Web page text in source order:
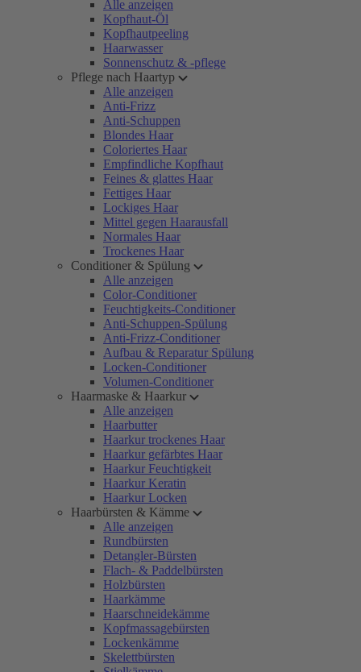
Alle anzeigen
Kopfhaut-Öl
Kopfhautpeeling
Haarwasser
Sonnenschutz & -pflege
Pflege nach Haartyp
Alle anzeigen
Anti-Frizz
Anti-Schuppen
Blondes Haar
Coloriertes Haar
Empfindliche Kopfhaut
Feines & glattes Haar
Fettiges Haar
Lockiges Haar
Mittel gegen Haarausfall
Normales Haar
Trockenes Haar
Conditioner & Spülung
Alle anzeigen
Color-Conditioner
Feuchtigkeits-Conditioner
Anti-Schuppen-Spülung
Anti-Frizz-Conditioner
Aufbau & Reparatur Spülung
Locken-Conditioner
Volumen-Conditioner
Haarmaske & Haarkur
Alle anzeigen
Haarbutter
Haarkur trockenes Haar
Haarkur gefärbtes Haar
Haarkur Feuchtigkeit
Haarkur Keratin
Haarkur Locken
Haarbürsten & Kämme
Alle anzeigen
Rundbürsten
Detangler-Bürsten
Flach- & Paddelbürsten
Holzbürsten
Haarkämme
Haarschneidekämme
Kopfmassagebürsten
Lockenkämme
Skelettbürsten